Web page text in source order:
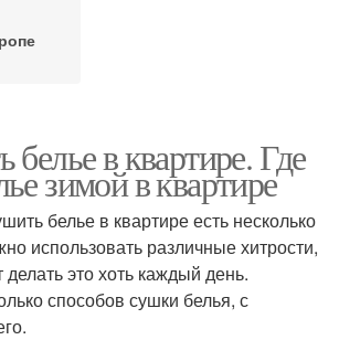
в квартире. Где
зимой в квартире
белье в квартире есть несколько
использовать различные хитрости,
это хоть каждый день.
способов сушки белья, с